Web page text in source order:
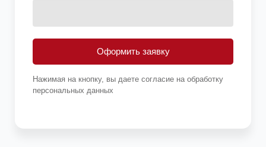
Оформить заявку
Нажимая на кнопку, вы даете согласие на обработку
персональных данных